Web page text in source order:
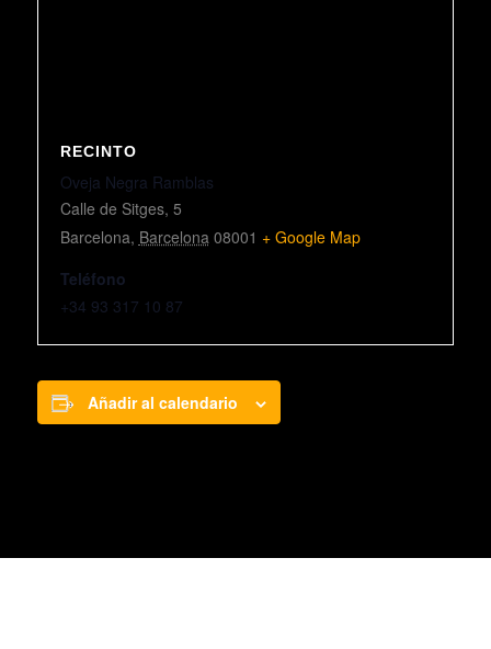
RECINTO
Oveja Negra Ramblas
Calle de Sitges, 5
Barcelona, Barcelona 08001 + Google Map
Teléfono
+34 93 317 10 87
Añadir al calendario